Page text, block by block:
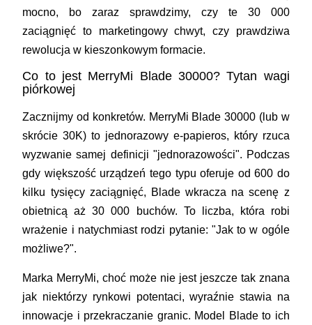
mocno, bo zaraz sprawdzimy, czy te 30 000
zaciągnięć to marketingowy chwyt, czy prawdziwa
rewolucja w kieszonkowym formacie.
Co to jest MerryMi Blade 30000? Tytan wagi
piórkowej
Zacznijmy od konkretów. MerryMi Blade 30000 (lub w
skrócie 30K) to jednorazowy e-papieros, który rzuca
wyzwanie samej definicji "jednorazowości". Podczas
gdy większość urządzeń tego typu oferuje od 600 do
kilku tysięcy zaciągnięć, Blade wkracza na scenę z
obietnicą aż 30 000 buchów. To liczba, która robi
wrażenie i natychmiast rodzi pytanie: "Jak to w ogóle
możliwe?".
Marka MerryMi, choć może nie jest jeszcze tak znana
jak niektórzy rynkowi potentaci, wyraźnie stawia na
innowacje i przekraczanie granic. Model Blade to ich